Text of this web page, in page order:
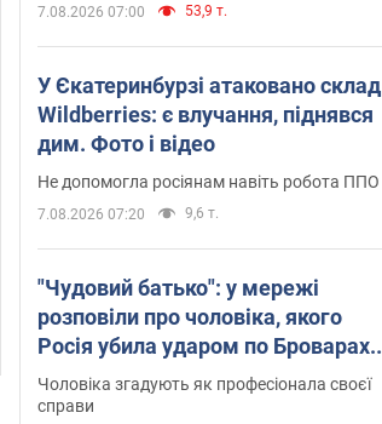
7.08.2026 07:00 53,9 т.
У Єкатеринбурзі атаковано склад
Wildberries: є влучання, піднявся
дим. Фото і відео
Не допомогла росіянам навіть робота ППО
7.08.2026 07:20 9,6 т.
"Чудовий батько": у мережі
розповіли про чоловіка, якого
Росія убила ударом по Броварах.
Фото
Чоловіка згадують як професіонала своєї
справи